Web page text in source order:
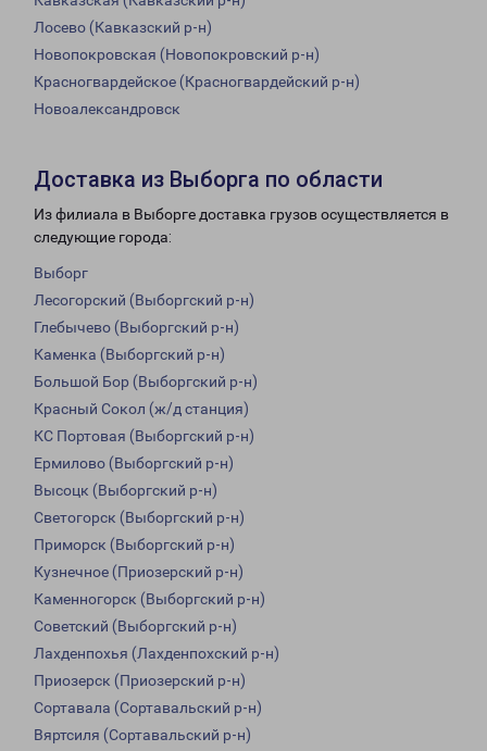
Лосево (Кавказский р-н)
Новопокровская (Новопокровский р-н)
Красногвардейское (Красногвардейский р-н)
Новоалександровск
Доставка из Выборга по области
Из филиала в Выборге доставка грузов осуществляется в
следующие города:
Выборг
Лесогорский (Выборгский р-н)
Глебычево (Выборгский р-н)
Каменка (Выборгский р-н)
Большой Бор (Выборгский р-н)
Красный Сокол (ж/д станция)
КС Портовая (Выборгский р-н)
Ермилово (Выборгский р-н)
Высоцк (Выборгский р-н)
Светогорск (Выборгский р-н)
Приморск (Выборгский р-н)
Кузнечное (Приозерский р-н)
Каменногорск (Выборгский р-н)
Советский (Выборгский р-н)
Лахденпохья (Лахденпохский р-н)
Приозерск (Приозерский р-н)
Сортавала (Сортавальский р-н)
Вяртсиля (Сортавальский р-н)